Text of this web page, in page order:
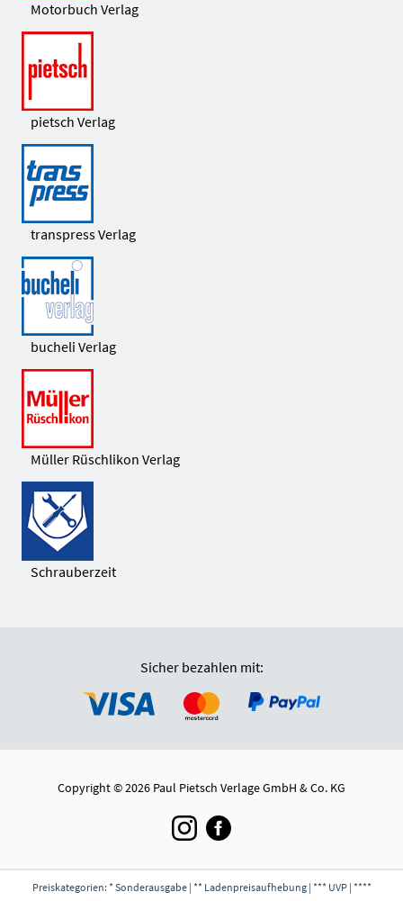
Motorbuch Verlag
pietsch Verlag
transpress Verlag
bucheli Verlag
Müller Rüschlikon Verlag
Schrauberzeit
Sicher bezahlen mit:
Copyright © 2026 Paul Pietsch Verlage GmbH & Co. KG
Preiskategorien: * Sonderausgabe | ** Ladenpreisaufhebung | *** UVP | ****